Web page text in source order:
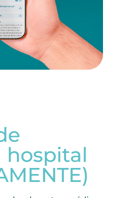
hospital